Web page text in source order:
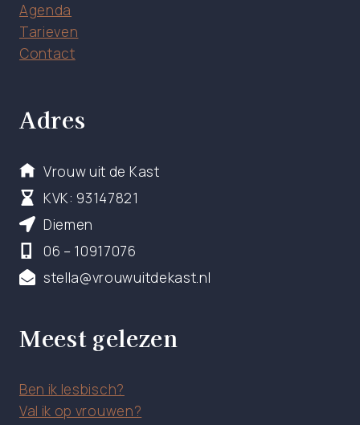
Agenda
Tarieven
Contact
Adres
Vrouw uit de Kast
KVK: 93147821
Diemen
06 – 10917076
stella@vrouwuitdekast.nl
Meest gelezen
Ben ik lesbisch?
Val ik op vrouwen?